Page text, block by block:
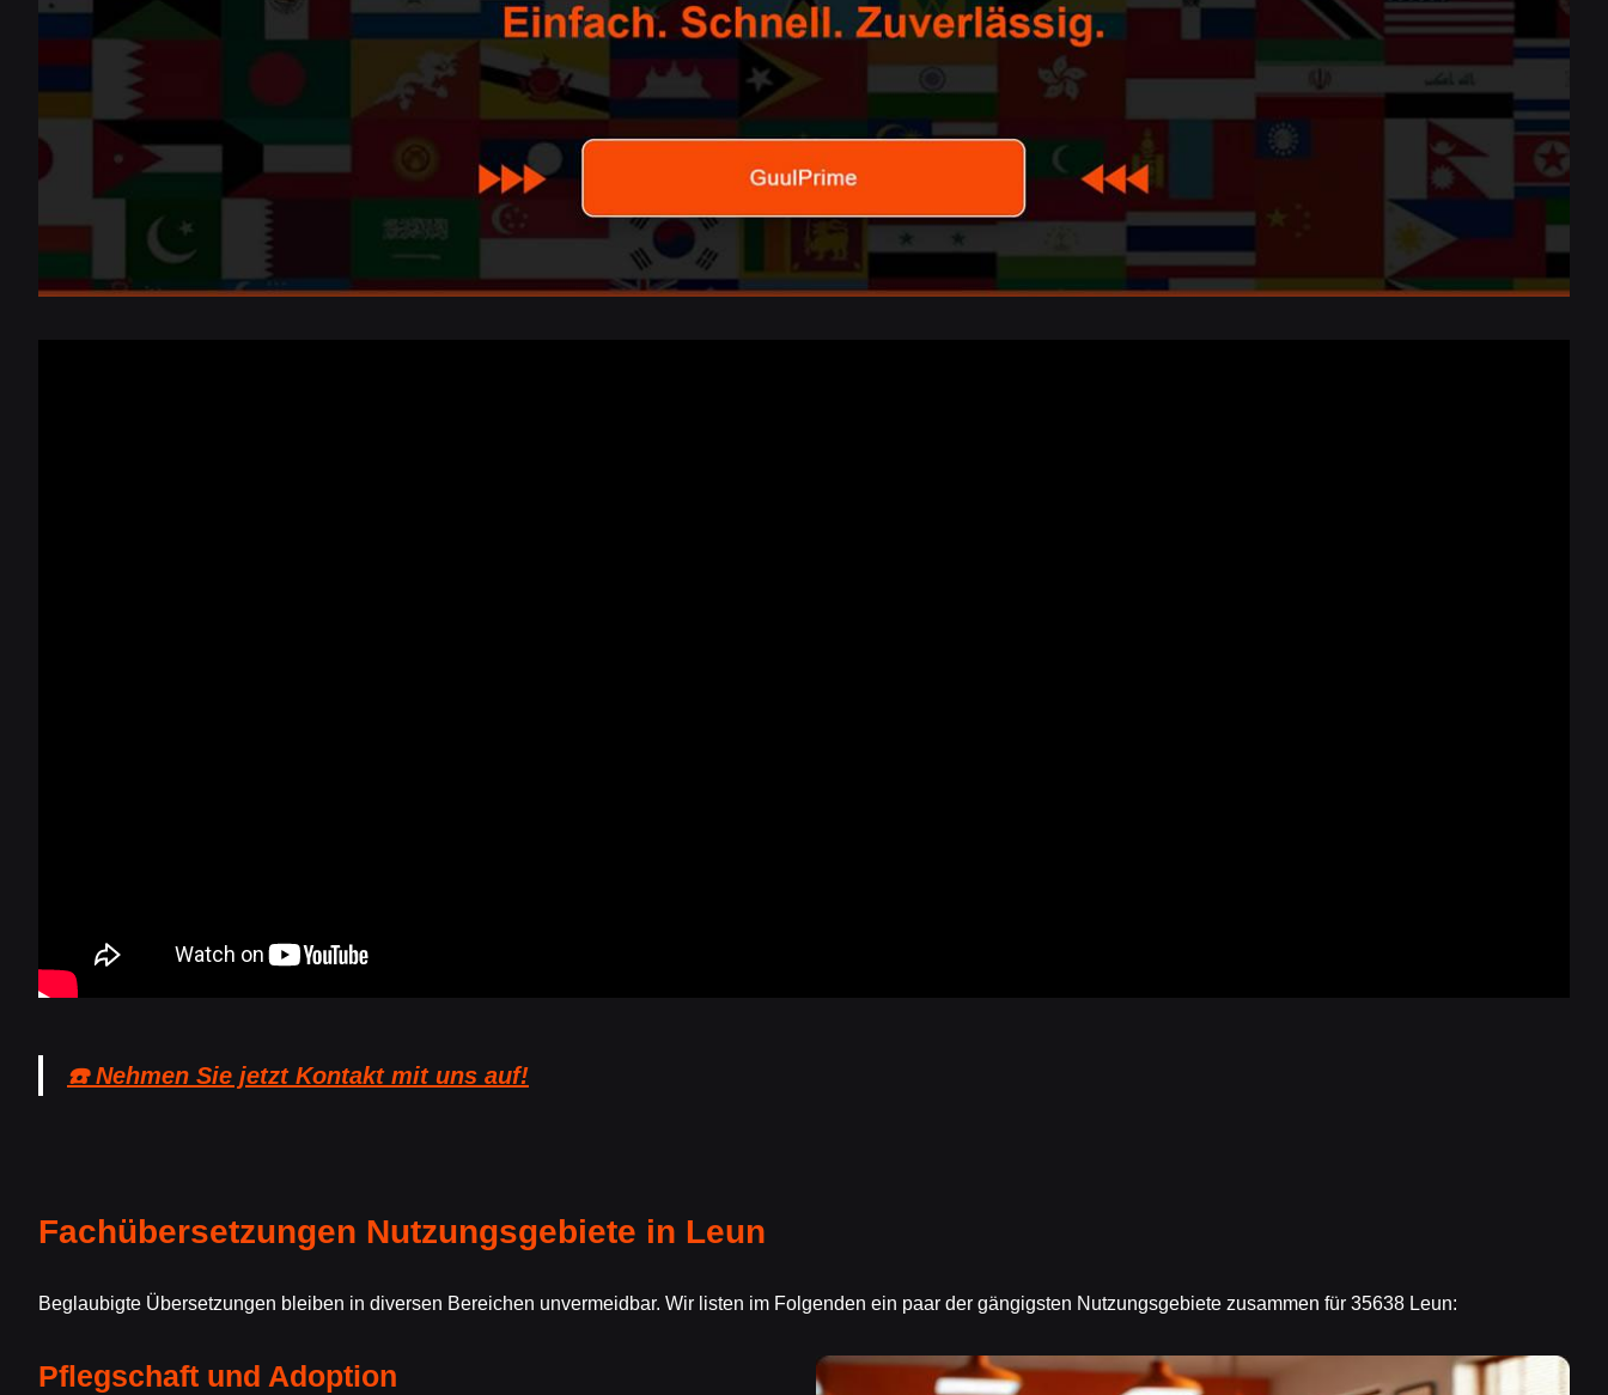
☎️ Nehmen Sie jetzt Kontakt mit uns auf!
Fachübersetzungen Nutzungsgebiete in Leun
Beglaubigte Übersetzungen bleiben in diversen Bereichen unvermeidbar. Wir listen im Folgenden ein paar der gängigsten Nutzungsgebiete zusammen für 35638 Leun:
Pflegschaft und Adoption